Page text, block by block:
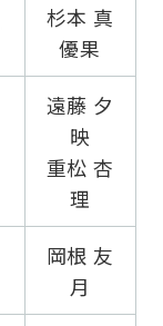
杉本 真
優果
遠藤 夕
映
重松 杏
理
岡根 友
月